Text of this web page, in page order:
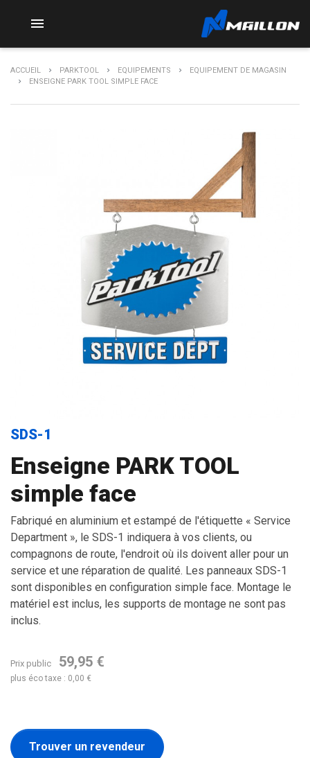

ACCUEIL PARKTOOL EQUIPEMENTS
EQUIPEMENT DE MAGASIN
ENSEIGNE PARK TOOL SIMPLE FACE
SDS-1
Enseigne PARK TOOL
simple face
Fabriqué en aluminium et estampé de l'étiquette « Service
Department », le SDS-1 indiquera à vos clients, ou
compagnons de route, l'endroit où ils doivent aller pour un
service et une réparation de qualité. Les panneaux SDS-1
sont disponibles en configuration simple face. Montage le
matériel est inclus, les supports de montage ne sont pas
inclus.
Prix public 59,95 €
plus éco taxe : 0,00 €
Trouver un revendeur